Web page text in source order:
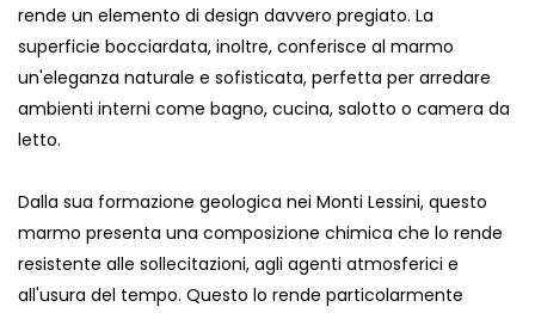
rende un elemento di design davvero pregiato. La
superficie bocciardata, inoltre, conferisce al marmo
un'eleganza naturale e sofisticata, perfetta per arredare
ambienti interni come bagno, cucina, salotto o camera da
letto.
Dalla sua formazione geologica nei Monti Lessini, questo
marmo presenta una composizione chimica che lo rende
resistente alle sollecitazioni, agli agenti atmosferici e
all'usura del tempo. Questo lo rende particolarmente